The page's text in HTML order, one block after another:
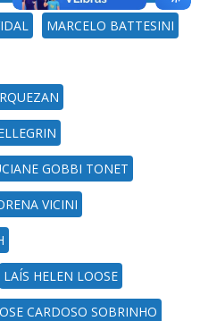
MARCELO BATTESINI
GOBBI TONET
VICINI
LAÍS HELEN LOOSE
CARDOSO SOBRINHO